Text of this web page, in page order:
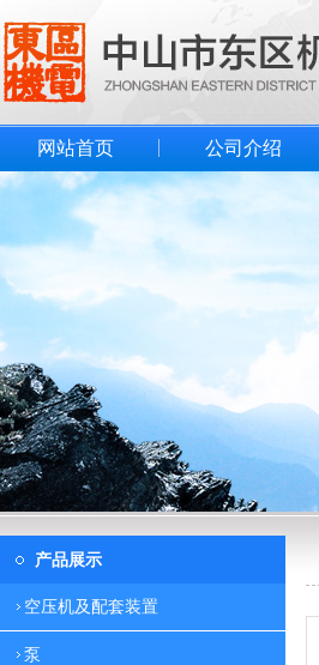
网站首页 公司介绍
产品展示
空压机及配套装置
泵